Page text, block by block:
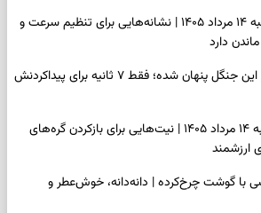
فال شمع امروز چهارشنبه ۱۴ مرداد ۱۴۰۵ | نشانه‌هایی برای تنظیم سرعت و
دارد
بازی فکری | خرگوش در این جنگل پنهان شده؛ فقط ۷ ثانیه برای پیداکردنش
فال ابجد امروز چهارشنبه ۱۴ مرداد ۱۴۰۵ | نیت‌هایی برای بازکردن گره‌های
با گوشت چرخ‌کرده | دانه‌دانه، خوش‌عطر و